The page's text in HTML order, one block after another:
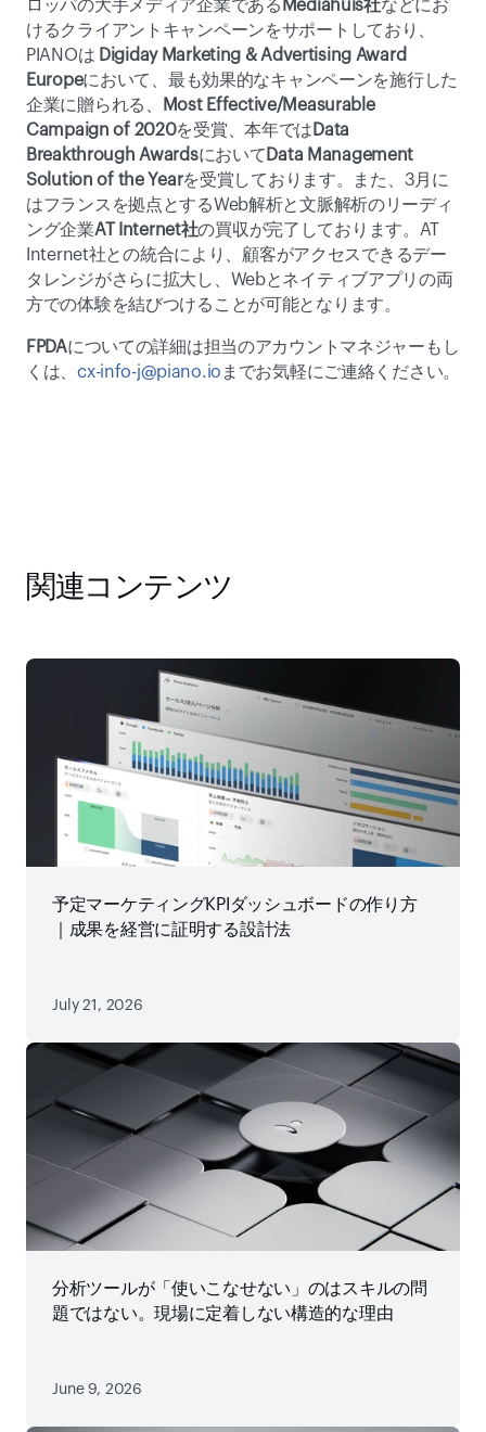
ロッパの大手メディア企業である Mediahuis社などにお
けるクライアントキャンペーンをサポートしており、
PIANOは Digiday Marketing & Advertising Award
Europeにおいて、最も効果的なキャンペーンを施行した
企業に贈られる、
Most Effective/Measurable
Campaign of 2020を受賞、本年では Data
Breakthrough Awardsにおいて Data Management
Solution of the Yearを受賞しております。また、3月に
はフランスを拠点とするWeb解析と文脈解析のリーディ
ング企業AT Internet社の買収が完了しております。AT
Internet社との統合により、顧客がアクセスできるデー
タレンジがさらに拡大し、Webとネイティブアプリの両
方での体験を結びつけることが可能となります。
FPDAについての詳細は担当のアカウントマネジャーもし
くは、cx-info-j@piano.io までお気軽にご連絡ください。
関連コンテンツ
予定マーケティングKPIダッシュボードの作り方
｜成果を経営に証明する設計法
July 21, 2026
分析ツールが「使いこなせない」のはスキルの問
題ではない。現場に定着しない構造的な理由
June 9, 2026